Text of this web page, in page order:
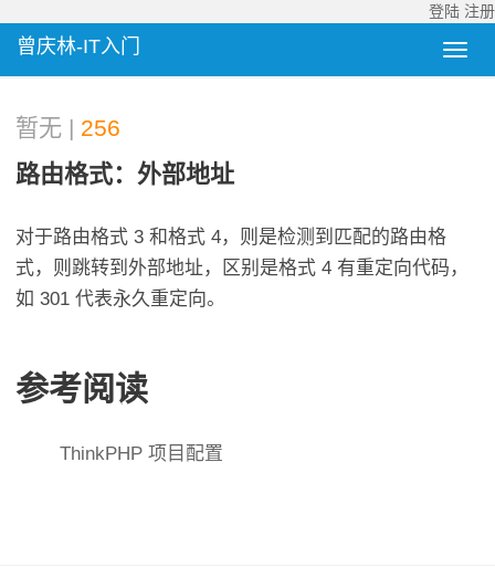
登陆 注册
曾庆林-IT入门
暂无 | 256
路由格式：外部地址
对于路由格式 3 和格式 4，则是检测到匹配的路由格
式，则跳转到外部地址，区别是格式 4 有重定向代码，
如 301 代表永久重定向。
参考阅读
ThinkPHP 项目配置